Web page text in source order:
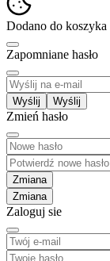
Dodano do koszyka
Zapomniane hasło
Wyślij
Zmień hasło
Zmiana
Zaloguj sie